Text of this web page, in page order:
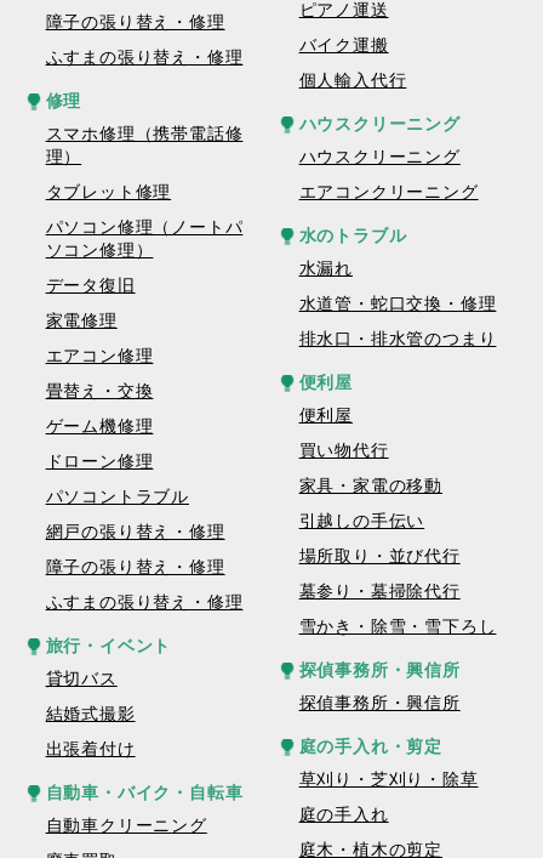
障子の張り替え・修理
ふすまの張り替え・修理
修理
スマホ修理（携帯電話修
理）
タブレット修理
パソコン修理（ノートパ
ソコン修理）
データ復旧
家電修理
エアコン修理
畳替え・交換
ゲーム機修理
ドローン修理
パソコントラブル
網戸の張り替え・修理
障子の張り替え・修理
ふすまの張り替え・修理
旅行・イベント
貸切バス
結婚式撮影
出張着付け
自動車・バイク・自転車
自動車クリーニング
ピアノ運送
バイク運搬
個人輸入代行
ハウスクリーニング
ハウスクリーニング
エアコンクリーニング
水のトラブル
水漏れ
水道管・蛇口交換・修理
排水口・排水管のつまり
便利屋
便利屋
買い物代行
家具・家電の移動
引越しの手伝い
場所取り・並び代行
墓参り・墓掃除代行
雪かき・除雪・雪下ろし
探偵事務所・興信所
探偵事務所・興信所
庭の手入れ・剪定
草刈り・芝刈り・除草
庭の手入れ
庭木・植木の剪定